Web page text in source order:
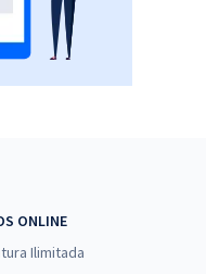
ONLINE
Ilimitada